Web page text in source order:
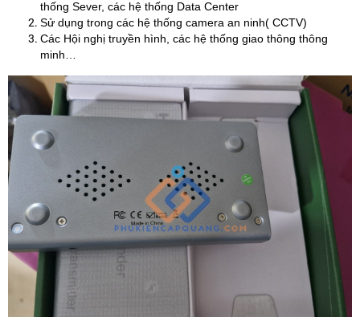
thống Sever, các hệ thống Data Center
Sử dụng trong các hệ thống camera an ninh( CCTV)
Các Hội nghị truyền hình, các hệ thống giao thông thông
minh…